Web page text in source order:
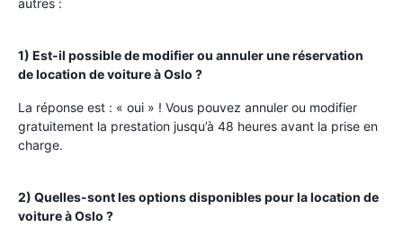
autres :
1) Est-il possible de modifier ou annuler une réservation
de location de voiture à Oslo ?
La réponse est : « oui » ! Vous pouvez annuler ou modifier
gratuitement la prestation jusqu’à 48 heures avant la prise en
charge.
2) Quelles-sont les options disponibles pour la location de
voiture à Oslo ?